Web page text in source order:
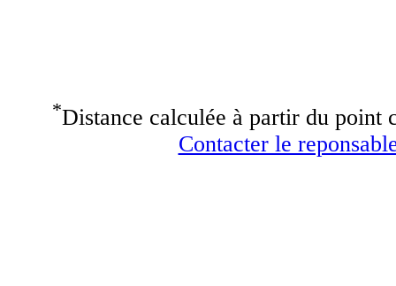
*Distance calculée à partir du point
Contacter le